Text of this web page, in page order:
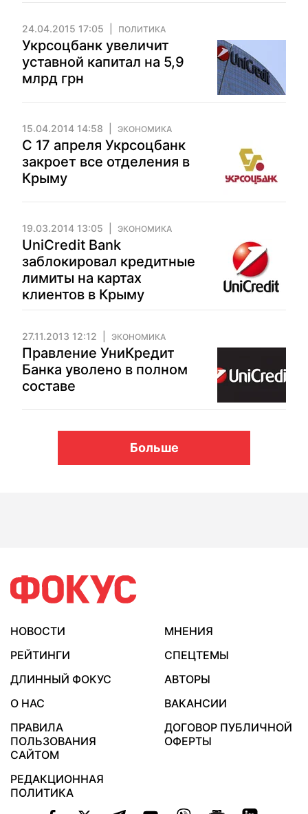
24.04.2015 17:05 ПОЛИТИКА
Укрсоцбанк увеличит
уставной капитал на 5,9
млрд грн
15.04.2014 14:58 ЭКОНОМИКА
С 17 апреля Укрсоцбанк
закроет все отделения в
Крыму
19.03.2014 13:05 ЭКОНОМИКА
UniCredit Bank
заблокировал кредитные
лимиты на картах
клиентов в Крыму
27.11.2013 12:12 ЭКОНОМИКА
Правление УниКредит
Банка уволено в полном
составе
Больше
НОВОСТИ
МНЕНИЯ
РЕЙТИНГИ
СПЕЦТЕМЫ
ДЛИННЫЙ ФОКУС
АВТОРЫ
О НАС
ВАКАНСИИ
ПРАВИЛА
ПОЛЬЗОВАНИЯ
САЙТОМ
ДОГОВОР ПУБЛИЧНОЙ
ОФЕРТЫ
РЕДАКЦИОННАЯ
ПОЛИТИКА